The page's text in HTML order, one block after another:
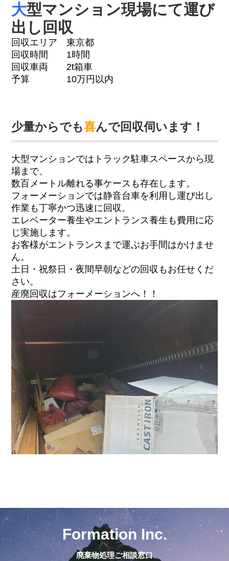
大型マンション現場にて運び
出し回収
回収エリア 東京都
回収時間 1時間
回収車両 2t箱車
予算 10万円以内
少量からでも喜んで回収伺います！
大型マンションではトラック駐車スペースから現
場まで、
数百メートル離れる事ケースも存在します。
フォーメーションでは静音台車を利用し運び出し
作業も丁寧かつ迅速に回収。
エレベーター養生やエントランス養生も費用に応
じ実施します。
お客様がエントランスまで運ぶお手間はかけませ
ん。
土日・祝祭日・夜間早朝などの回収もお任せくだ
さい。
産廃回収はフォーメーションへ！！
Formation Inc.
廃棄物処理ご相談窓口